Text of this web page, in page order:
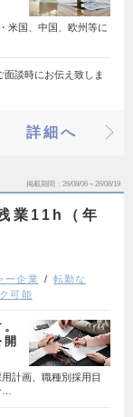
米国、中国、欧州等に
談時にお伝え致しま
詳細へ
掲載期間 26/08/06～26/08/19
業11h（年
ー企業
転勤な
可能
計画、職種別採用目